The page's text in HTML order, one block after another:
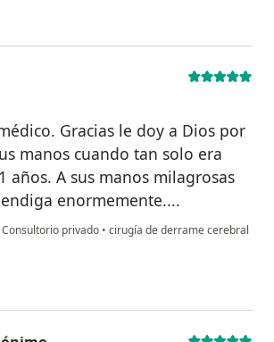
Gracias le doy a Dios por
manos cuando tan solo era
años. A sus manos milagrosas
enormemente....
Consultorio privado • cirugía de derrame cerebral
usuario